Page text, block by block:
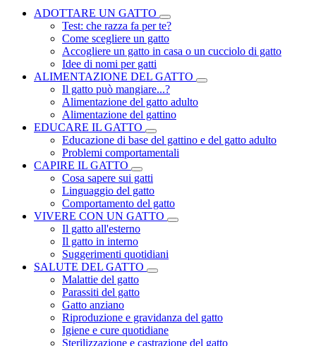
ADOTTARE UN GATTO
Test: che razza fa per te?
Come scegliere un gatto
Accogliere un gatto in casa o un cucciolo di gatto
Idee di nomi per gatti
ALIMENTAZIONE DEL GATTO
Il gatto può mangiare...?
Alimentazione del gatto adulto
Alimentazione del gattino
EDUCARE IL GATTO
Educazione di base del gattino e del gatto adulto
Problemi comportamentali
CAPIRE IL GATTO
Cosa sapere sui gatti
Linguaggio del gatto
Comportamento del gatto
VIVERE CON UN GATTO
Il gatto all'esterno
Il gatto in interno
Suggerimenti quotidiani
SALUTE DEL GATTO
Malattie del gatto
Parassiti del gatto
Gatto anziano
Riproduzione e gravidanza del gatto
Igiene e cure quotidiane
Sterilizzazione e castrazione del gatto